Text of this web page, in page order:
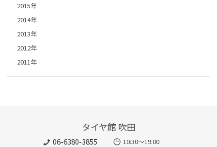
2015年
2014年
2013年
2012年
2011年
タイヤ館 吹田
06-6380-3855
10:30～19:00